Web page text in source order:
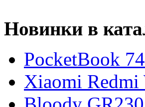
Новинки в
PocketBook
Xiaomi Redmi